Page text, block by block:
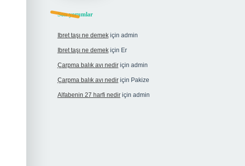
Son yorumlar
Ibret taşı ne demekiçin admin
Ibret taşı ne demekiçin Er
Çarpma balık avı nediriçin admin
Çarpma balık avı nediriçin Pakize
Alfabenin 27 harfi nediriçin admin